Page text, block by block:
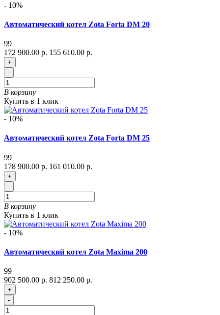
- 10%
Автоматический котел Zota Forta DM 20
99
172 900.00 р. 155 610.00 р.
+
-
В корзину
Купить в 1 клик
- 10%
Автоматический котел Zota Forta DM 25
99
178 900.00 р. 161 010.00 р.
+
-
В корзину
Купить в 1 клик
- 10%
Автоматический котел Zota Maxima 200
99
902 500.00 р. 812 250.00 р.
+
-